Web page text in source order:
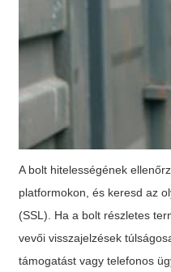
A bolt hitelességének
platformokon, és keresd az
(SSL). Ha a bolt részletes
vevői visszajelzések
támogatást vagy telefonos